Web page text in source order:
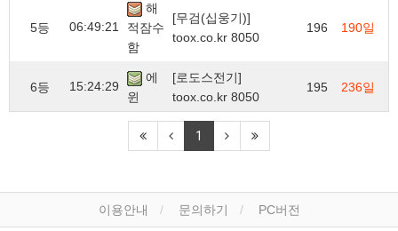
5등 06:49:21
해
적잠수
함
[무검(십웅기)]
toox.co.kr 8050
196 190일
6등 15:24:29
에
윈
[로도스전기]
toox.co.kr 8050
195 236일
1
이용안내 문의하기 PC버전